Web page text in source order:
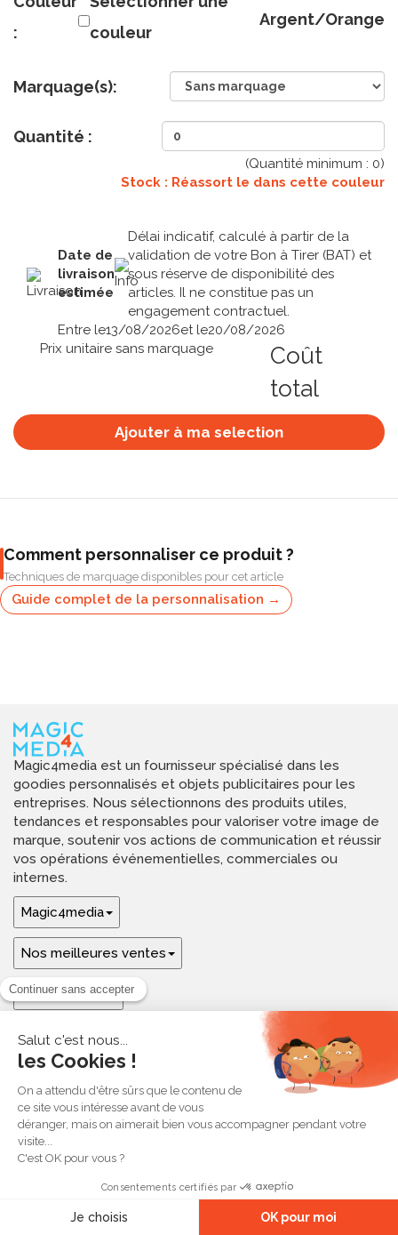
:
couleur
Argent/Orange
Marquage(s):
Quantité :
(Quantité minimum : 0)
Stock : Réassort le dans cette couleur
Date de
livraison
estimée
Délai indicatif, calculé à partir de la
validation de votre Bon à Tirer (BAT) et
sous réserve de disponibilité des
articles. Il ne constitue pas un
engagement contractuel.
Entre le13/08/2026et le20/08/2026
Prix unitaire sans marquage
Coût
total
Ajouter à ma selection
Comment personnaliser ce produit ?
Techniques de marquage disponibles pour cet article
Guide complet de la personnalisation →
Magic4media est un fournisseur spécialisé dans les
goodies personnalisés et objets publicitaires pour les
entreprises. Nous sélectionnons des produits utiles,
tendances et responsables pour valoriser votre image de
marque, soutenir vos actions de communication et réussir
vos opérations événementielles, commerciales ou
internes.
Magic4media
Nos meilleures ventes
Guides & aide
Ressources & inspirations
© 2026 Magic4media
Contact Plan du site Mentions légales